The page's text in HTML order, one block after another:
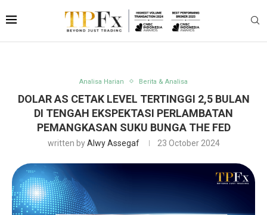
Analisa Harian Berita & Analisa
DOLAR AS CETAK LEVEL TERTINGGI 2,5 BULAN
DI TENGAH EKSPEKTASI PERLAMBATAN
PEMANGKASAN SUKU BUNGA THE FED
written byAlwy Assegaf 23 October 2024